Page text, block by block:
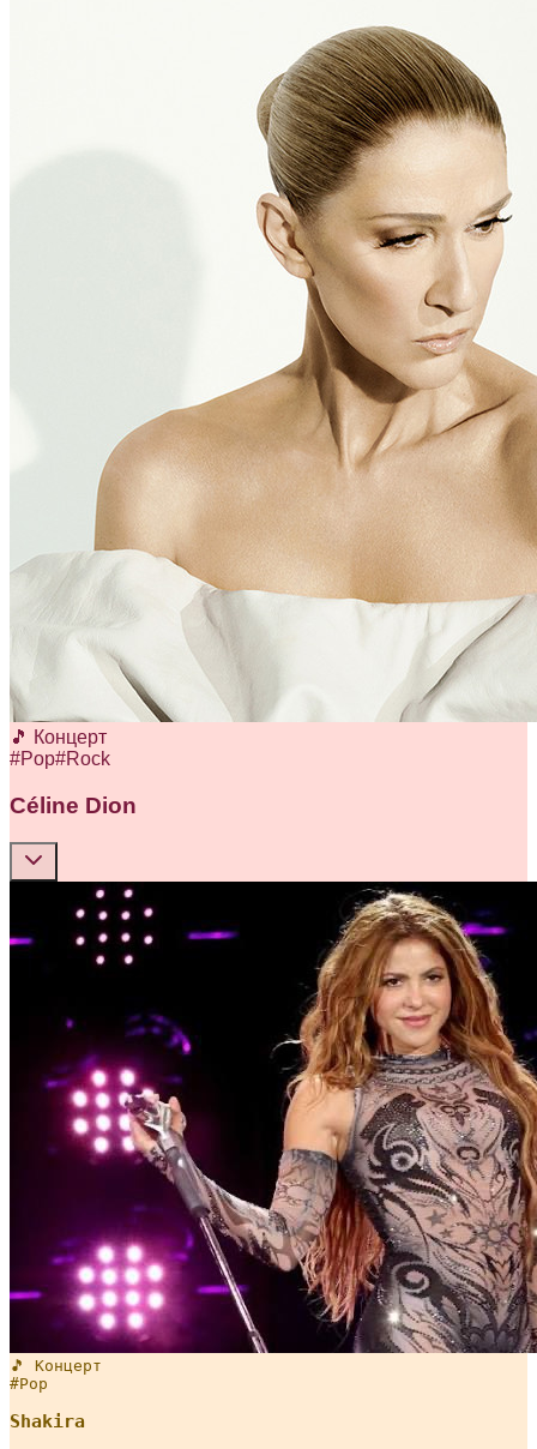
🎵 Концерт
#Pop#Rock
Céline Dion
🎵 Концерт
#Pop
Shakira